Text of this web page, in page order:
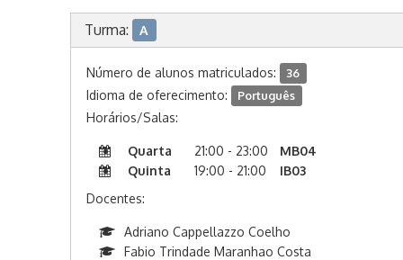
Turma: A
Número de alunos matriculados: 36
Idioma de oferecimento: Português
Horários/Salas:
Quarta 21:00 - 23:00
MB04
Quinta
19:00 - 21:00
IB03
Docentes:
Adriano Cappellazzo Coelho
Fabio Trindade Maranhao Costa